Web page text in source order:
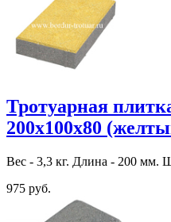
Тротуарная
200х100х80
Вес - 3,3 кг. Длина - 200 мм.
975 руб.